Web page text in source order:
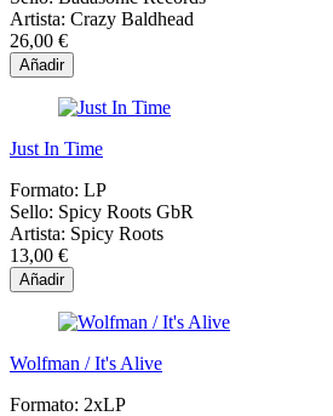
Artista: Crazy Baldhead
26,00 €
Añadir
Just In Time
Formato: LP
Sello: Spicy Roots GbR
Artista: Spicy Roots
13,00 €
Añadir
Wolfman / It's Alive
Formato: 2xLP